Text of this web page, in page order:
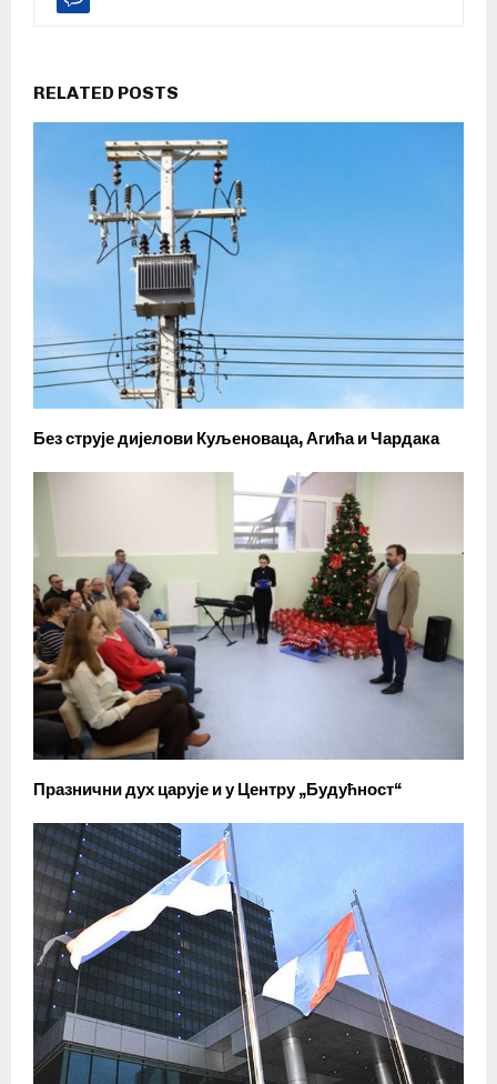
RELATED POSTS
Без струје дијелови Куљеноваца, Агића и Чардака
Празнични дух царује и у Центру „Будућност“